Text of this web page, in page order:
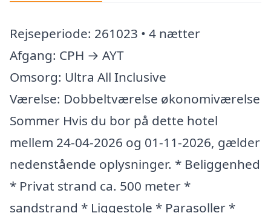
Rejseperiode: 261023 • 4 nætter
Afgang: CPH → AYT
Omsorg: Ultra All Inclusive
Værelse: Dobbeltværelse økonomiværelse
Sommer Hvis du bor på dette hotel
mellem 24-04-2026 og 01-11-2026, gælder
nedenstående oplysninger. * Beliggenhed
* Privat strand ca. 500 meter *
sandstrand * Liggestole * Parasoller *